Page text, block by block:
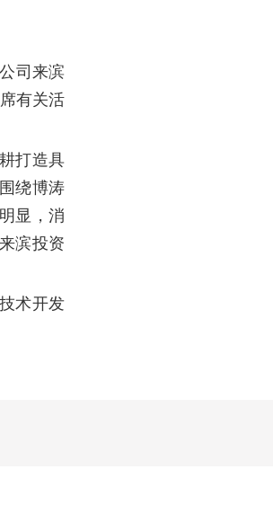
司来滨
有关活
打造具
绕博涛
显，消
滨投资
术开发